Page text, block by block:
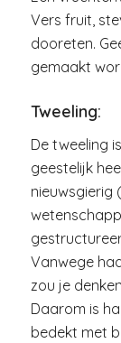
Vers fruit,
dooreten.
gemaakt
Tweeling:
De tweeling
geestelijk
nieuwsgierig
Vanwege
zou je
Daarom is
bedekt met